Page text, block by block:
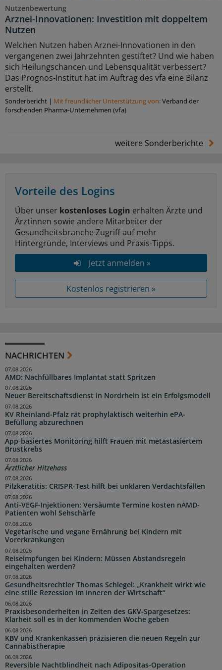
Nutzenbewertung
Arznei-Innovationen: Investition mit doppeltem
Nutzen
Welchen Nutzen haben Arznei-Innovationen in den
vergangenen zwei Jahrzehnten gestiftet? Und wie haben
sich Heilungschancen und Lebensqualität verbessert?
Das Prognos-Institut hat im Auftrag des vfa eine Bilanz
erstellt.
Sonderbericht | Mit freundlicher Unterstützung von:Verband der
forschenden Pharma-Unternehmen (vfa)
weitere Sonderberichte
Vorteile des Logins
Über unser kostenloses Login erhalten Ärzte und
Ärztinnen sowie andere Mitarbeiter der
Gesundheitsbranche Zugriff auf mehr
Hintergründe, Interviews und Praxis-Tipps.
Jetzt anmelden »
Kostenlos registrieren »
NACHRICHTEN
AMD: Nachfüllbares Implantat statt Spritzen
07.08.2026
Neuer Bereitschaftsdienst in Nordrhein ist ein Erfolgsmodell
07.08.2026
KV Rheinland-Pfalz rät prophylaktisch weiterhin ePA-
Befüllung abzurechnen
07.08.2026
App-basiertes Monitoring hilft Frauen mit metastasiertem
Brustkrebs
07.08.2026
Ärztlicher Hitzehass
07.08.2026
Pilzkeratitis: CRISPR-Test hilft bei unklaren Verdachtsfällen
07.08.2026
Anti-VEGF-Injektionen: Versäumte Termine kosten nAMD-
Patienten wohl Sehschärfe
07.08.2026
Vegetarische und vegane Ernährung bei Kindern mit
Vorerkrankungen
07.08.2026
Reiseimpfungen bei Kindern: Müssen Abstandsregeln
eingehalten werden?
07.08.2026
Gesundheitsrechtler Thomas Schlegel: „Krankheit wirkt wie
eine stille Rezession im Inneren der Wirtschaft“
07.08.2026
Praxisbesonderheiten in Zeiten des GKV-Spargesetzes:
Klarheit soll es in der kommenden Woche geben
06.08.2026
KBV und Krankenkassen präzisieren die neuen Regeln zur
Cannabistherapie
06.08.2026
Reversible Nachtblindheit nach Adipositas-Operation
06.08.2026